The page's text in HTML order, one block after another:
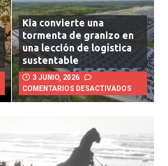
Kia convierte una
tormenta de granizo en
una lección de logística
sustentable
3 JUNIO, 2026
COMENTARIOS DESACTIVADOS